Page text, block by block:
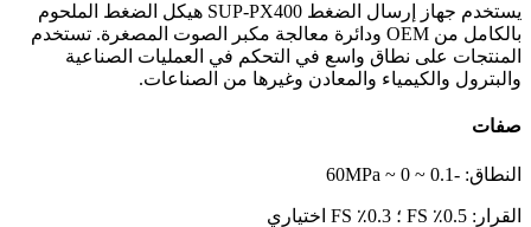
يستخدم جهاز إرسال الضغط SUP-PX400 هيكل الضغط الملحوم
بالكامل من OEM ودائرة معالجة مكبر الصوت المصغرة. تستخدم
المنتجات على نطاق واسع في التحكم في العمليات الصناعية
والبترول والكيمياء والمعادن وغيرها من الصناعات.
صفات
النطاق: -0.1 ~ 0 ~ 60MPa
القرار: 0.5٪ FS ؛ 0.3٪ FS اختياري